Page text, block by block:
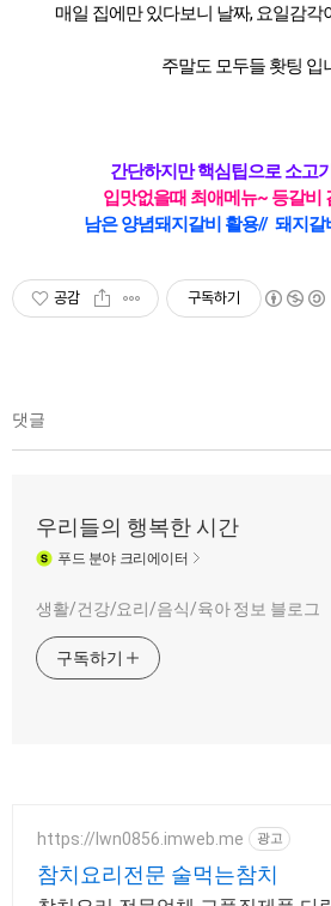
매일 집에만 있다보니 날짜, 요일감각
주말도 모두들 홧팅 입
간단하지만 핵심팁으로 소고
입맛없을때 최애메뉴~ 등갈비
남은 양념돼지갈비 활용// 돼지갈
공감 구독하기
댓글
우리들의 행복한 시간
푸드 분야 크리에이터
생활/건강/요리/음식/육아 정보 블로그
구독하기
https://lwn0856.imweb.me 광고
참치요리전문 술먹는참치